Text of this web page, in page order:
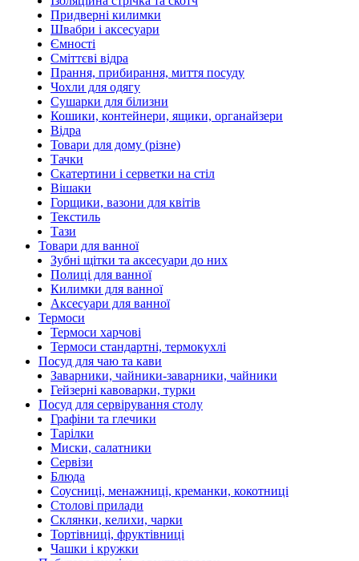
Придверні килимки
Швабри і аксесуари
Ємності
Сміттєві відра
Прання, прибирання, миття посуду
Чохли для одягу
Сушарки для білизни
Кошики, контейнери, ящики, органайзери
Відра
Товари для дому (різне)
Тачки
Скатертини і серветки на стіл
Вішаки
Горщики, вазони для квітів
Текстиль
Тази
Товари для ванної
Зубні щітки та аксесуари до них
Полиці для ванної
Килимки для ванної
Аксесуари для ванної
Термоси
Термоси харчові
Термоси стандартні, термокухлі
Посуд для чаю та кави
Заварники, чайники-заварники, чайники
Гейзерні кавоварки, турки
Посуд для сервірування столу
Графіни та глечики
Тарілки
Миски, салатники
Сервізи
Блюда
Соусниці, менажниці, креманки, кокотниці
Столові прилади
Склянки, келихи, чарки
Тортівниці, фруктівниці
Чашки і кружки